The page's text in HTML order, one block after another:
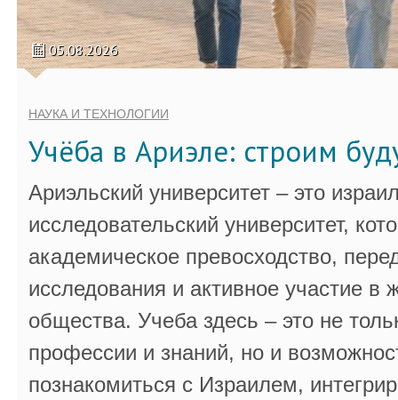
05.08.2026
НАУКА И ТЕХНОЛОГИИ
Учёба в Ариэле: строим
Ариэльский университет – это
исследовательский университет,
академическое превосходство,
исследования и активное участие в
общества. Учеба здесь – это не
профессии и знаний, но и
познакомиться с Израилем,